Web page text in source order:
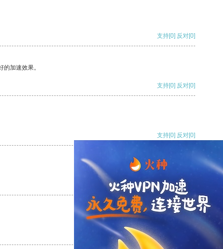
支持[0] 反对[0]
加速效果。
支持[0] 反对[0]
支持[0] 反对[0]
支持[0] 反对
支持